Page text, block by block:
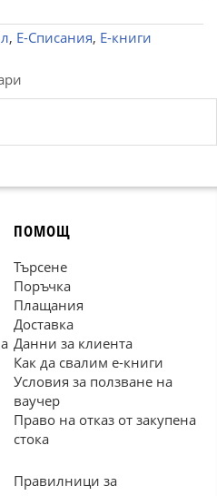
, Е-Списания, Е-книги
ПОМОЩ
Търсене
Поръчка
Плащания
Доставка
Данни за клиента
Как да свалим е-книги
Условия за ползване на
ваучер
Право на отказ от закупена
стока
Правилници за